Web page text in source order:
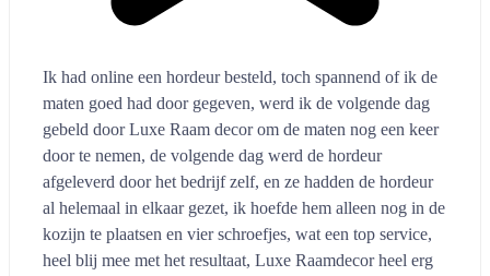
Ik had online een hordeur besteld, toch spannend of ik de
maten goed had door gegeven, werd ik de volgende dag
gebeld door Luxe Raam decor om de maten nog een keer
door te nemen, de volgende dag werd de hordeur
afgeleverd door het bedrijf zelf, en ze hadden de hordeur
al helemaal in elkaar gezet, ik hoefde hem alleen nog in de
kozijn te plaatsen en vier schroefjes, wat een top service,
heel blij mee met het resultaat, Luxe Raamdecor heel erg